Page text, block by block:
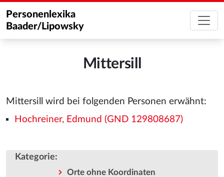
Personenlexika
Baader/Lipowsky
Mittersill
Mittersill wird bei folgenden Personen erwähnt:
Hochreiner, Edmund (GND 129808687)
Kategorie:
Orte ohne Koordinaten